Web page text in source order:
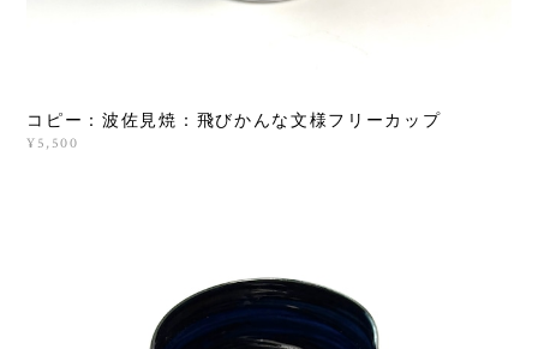
コピー：波佐見焼：飛びかんな文様フリーカップ
¥5,500